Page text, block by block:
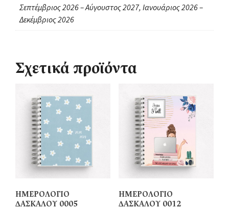
Σεπτέμβριος 2026 – Αύγουστος 2027, Ιανουάριος 2026 –
Δεκέμβριος 2026
Σχετικά προϊόντα
ΗΜΕΡΟΛΟΓΙΟ
ΔΑΣΚΑΛΟΥ 0005
ΗΜΕΡΟΛΟΓΙΟ
ΔΑΣΚΑΛΟΥ 0012